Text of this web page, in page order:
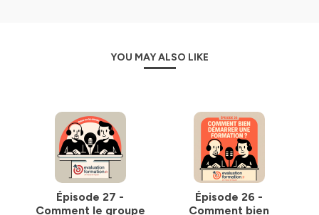
YOU MAY ALSO LIKE
Épisode 27 -
Comment le groupe
Épisode 26 -
Comment bien